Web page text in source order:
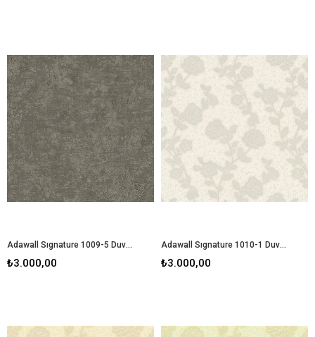
Adawall Sıgnature 1009-5 Duvar Kağıdı
₺3.000,00
Adawall Sıgnature 1010-1 Duvar Kağıdı
₺3.000,00